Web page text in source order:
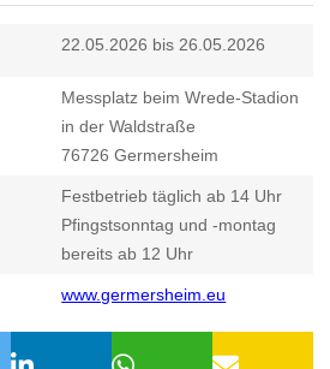
22.05.2026 bis 26.05.2026
Messplatz beim Wrede-Stadion
in der Waldstraße
76726 Germersheim
Festbetrieb täglich ab 14 Uhr
Pfingstsonntag und -montag
bereits ab 12 Uhr
www.germersheim.eu